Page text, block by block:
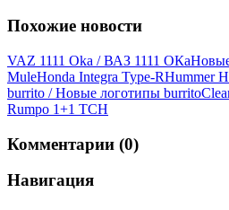
Похожие новости
VAZ 1111 Oka / ВАЗ 1111 ОКа
MuleHonda Integra Type-RHummer
burrito / Новые логотипы burrito
Rumpo 1+1 ТСН
Комментарии (0)
Навигация